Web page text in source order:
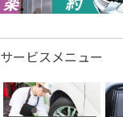
サービスメニュー